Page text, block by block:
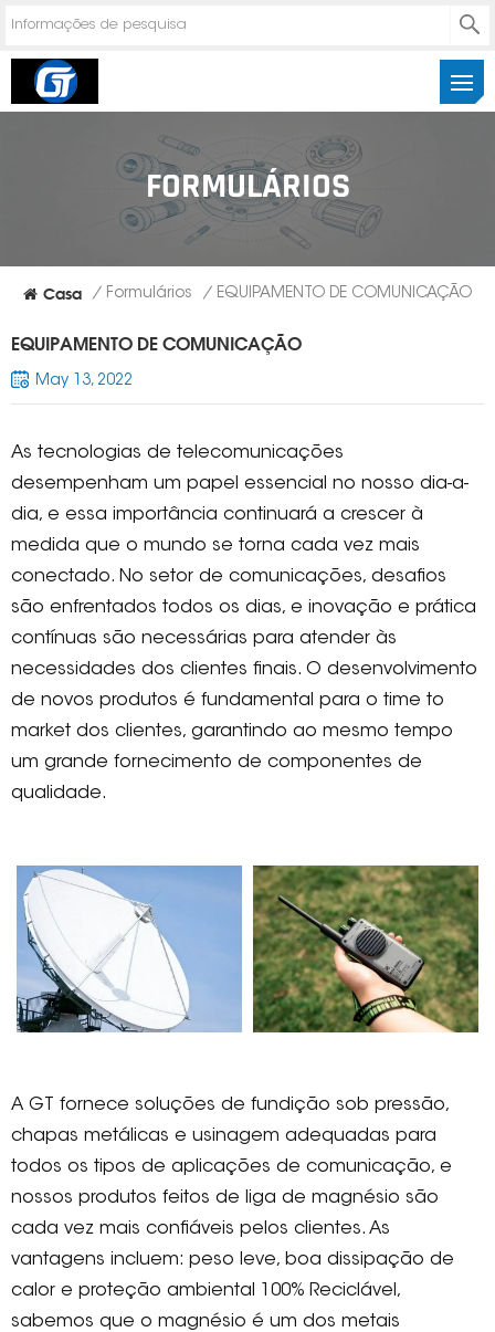
FORMULÁRIOS
Casa / Formulários / EQUIPAMENTO DE COMUNICAÇÃO
EQUIPAMENTO DE COMUNICAÇÃO
May 13, 2022
As tecnologias de telecomunicações
desempenham um papel essencial no nosso dia-a-
dia, e essa importância continuará a crescer à
medida que o mundo se torna cada vez mais
conectado. No setor de comunicações, desafios
são enfrentados todos os dias, e inovação e prática
contínuas são necessárias para atender às
necessidades dos clientes finais. O desenvolvimento
de novos produtos é fundamental para o time to
market dos clientes, garantindo ao mesmo tempo
um grande fornecimento de componentes de
qualidade.
A GT fornece soluções de fundição sob pressão,
chapas metálicas e usinagem adequadas para
todos os tipos de aplicações de comunicação, e
nossos produtos feitos de liga de magnésio são
cada vez mais confiáveis pelos clientes. As
vantagens incluem: peso leve, boa dissipação de
calor e proteção ambiental 100% Reciclável,
sabemos que o magnésio é um dos metais